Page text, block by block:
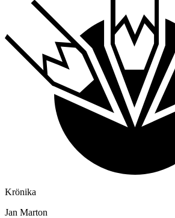
Krönika
Jan Marton